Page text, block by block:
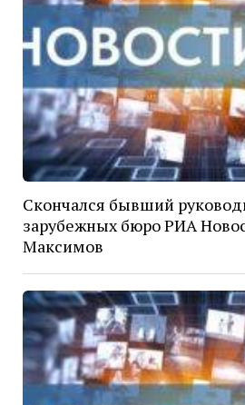
Скончался бывший
зарубежных бюро РИА
Максимов